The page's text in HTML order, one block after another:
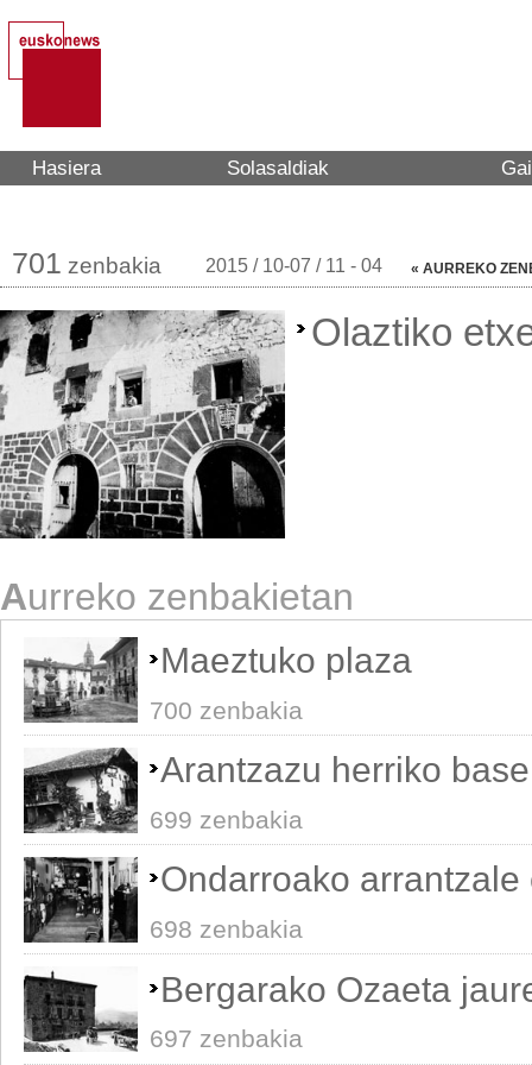
Hasiera Solasaldiak
701 zenbakia 2015 / 10-07 / 11 - 04 « AURREKO
Olaztiko
Aurreko zenbakietan
Maeztuko plaza
700 zenbakia
Arantzazu herriko
699 zenbakia
Ondarroako arrantzale
698 zenbakia
Bergarako Ozaeta
697 zenbakia